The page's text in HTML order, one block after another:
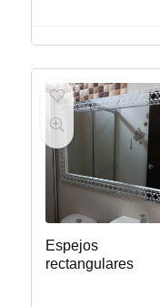
Espejos
rectangulares